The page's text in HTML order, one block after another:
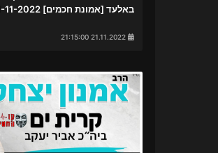
באלעד [אמונת חכמים] 21-11-2022